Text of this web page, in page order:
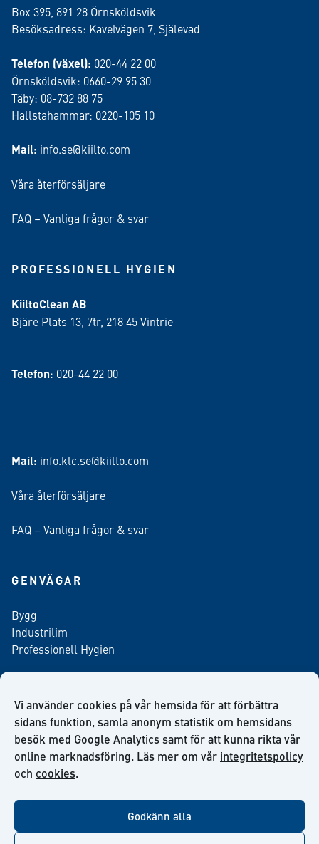
Vi använder cookies på vår hemsida för att förbättra
sidans funktion, samla anonym statistik om hemsidans
besök med Google Analytics samt för att kunna rikta vår
online marknadsföring. Läs mer om vår integritetspolicy
och cookies.
Godkänn alla
Box 395, 891 28 Örnsköldsvik
Besöksadress: Kavelvägen 7, Själevad
Telefon (växel): 020-44 22 00
Örnsköldsvik: 0660-29 95 30
Täby: 08-732 88 75
Hallstahammar: 0220-105 10
Mail: info.se@kiilto.com
Våra återförsäljare
FAQ – Vanliga frågor & svar
PROFESSIONELL HYGIEN
KiiltoClean AB
Bjäre Plats 13, 7tr, 218 45 Vintrie
Telefon: 020-44 22 00
Mail: info.klc.se@kiilto.com
Våra återförsäljare
FAQ – Vanliga frågor & svar
GENVÄGAR
Bygg
Industrilim
Professionell Hygien
Anmäl dig till vårt nyhetsbrev